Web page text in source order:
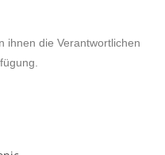
ihnen die Verantwortlichen